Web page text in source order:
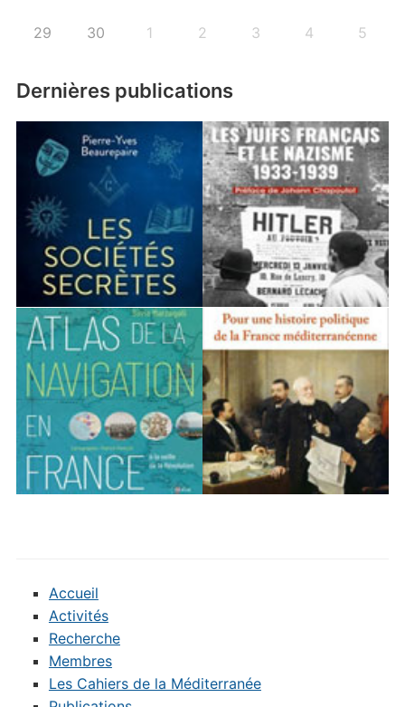
29 30 1 2 3 4 5
Dernières publications
Accueil
Activités
Recherche
Membres
Les Cahiers de la Méditerranée